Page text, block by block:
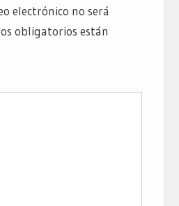
electrónico no será
obligatorios están